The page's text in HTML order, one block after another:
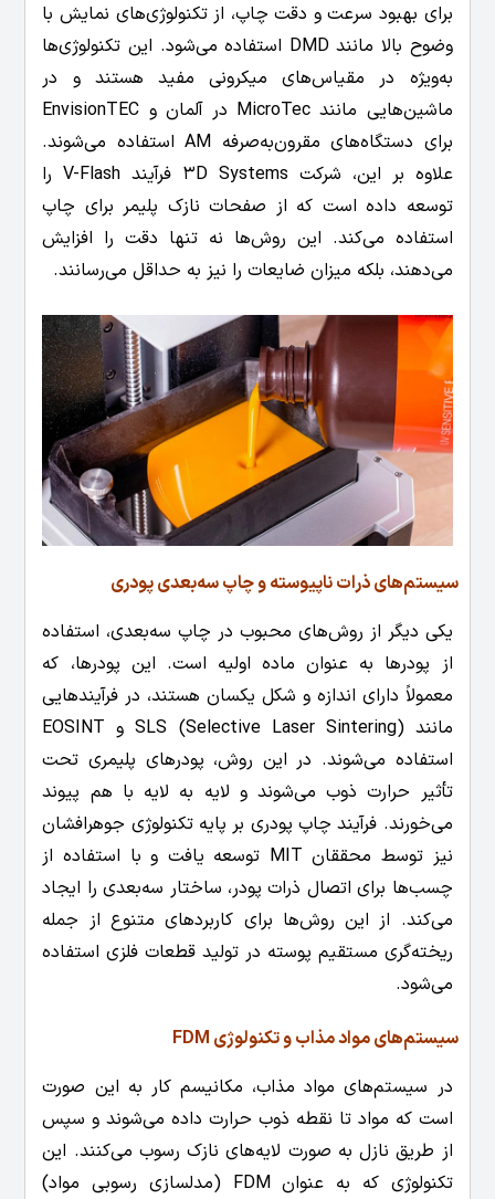
برای بهبود سرعت و دقت چاپ، از تکنولوژی‌های نمایش با
وضوح بالا مانند DMD استفاده می‌شود. این تکنولوژی‌ها
به‌ویژه در مقیاس‌های میکرونی مفید هستند و در
ماشین‌هایی مانند MicroTec در آلمان و EnvisionTEC
برای دستگاه‌های مقرون‌به‌صرفه AM استفاده می‌شوند.
علاوه بر این، شرکت 3D Systems فرآیند V-Flash را
توسعه داده است که از صفحات نازک پلیمر برای چاپ
استفاده می‌کند. این روش‌ها نه تنها دقت را افزایش
می‌دهند، بلکه میزان ضایعات را نیز به حداقل می‌رسانند.
سیستم‌های ذرات ناپیوسته و چاپ سه‌بعدی پودری
یکی دیگر از روش‌های محبوب در چاپ سه‌بعدی، استفاده
از پودرها به عنوان ماده اولیه است. این پودرها، که
معمولاً دارای اندازه و شکل یکسان هستند، در فرآیندهایی
مانند SLS (Selective Laser Sintering) و EOSINT
استفاده می‌شوند. در این روش، پودرهای پلیمری تحت
تأثیر حرارت ذوب می‌شوند و لایه به لایه با هم پیوند
می‌خورند. فرآیند چاپ پودری بر پایه تکنولوژی جوهرافشان
نیز توسط محققان MIT توسعه یافت و با استفاده از
چسب‌ها برای اتصال ذرات پودر، ساختار سه‌بعدی را ایجاد
می‌کند. از این روش‌ها برای کاربردهای متنوع از جمله
ریخته‌گری مستقیم پوسته در تولید قطعات فلزی استفاده
می‌شود.
سیستم‌های مواد مذاب و تکنولوژی FDM
در سیستم‌های مواد مذاب، مکانیسم کار به این صورت
است که مواد تا نقطه ذوب حرارت داده می‌شوند و سپس
از طریق نازل به صورت لایه‌های نازک رسوب می‌کنند. این
تکنولوژی که به عنوان FDM (مدلسازی رسوبی مواد)